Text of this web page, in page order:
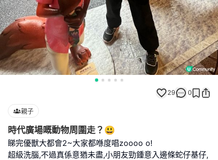
29 0
親子
時代廣場嘅動物周圍走？😃
睇完優獸大都會2~大家都喺度唱zoooo o!
超級洗腦,不過真係意猶未盡,小朋友勁鍾意入邊條蛇仔基仔,